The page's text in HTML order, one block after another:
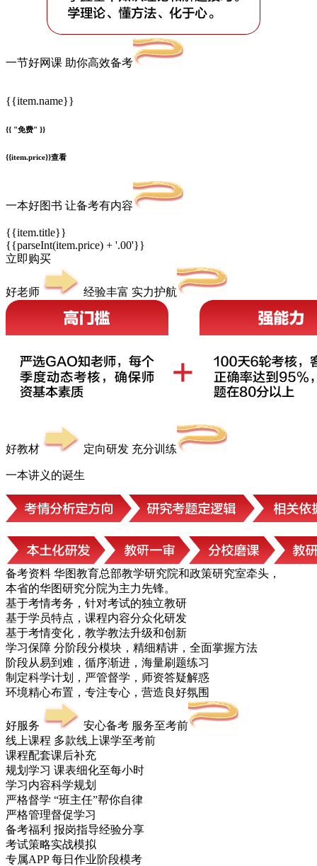
一节好网课 助你高效备考
{{item.name}}
{{ "免费" }}
{{item.price}}查看
一本好图书 让备考有内容
{{item.title}}
{{parseInt(item.price) + '.00'}}
立即购买
好老师 经验丰富 实力护航
好教材 定向研发 充分训练
一本讲义的诞生
备考资料 华图教育总部教学研究院和政策研究室牵头，
本省的华图研究分院为主力先锋。
基于考情考务，针对考试的独立教研
基于学员特点，课程内容分众化研发
基于考情变化，教学教法升级和创新
学习保障 分阶段分模块，精细精讲，全面掌握方法
阶段从易到难，循序渐进，海量刷题练习
制定科学计划，严管督学，师资答疑解惑
环境精心布置，专注专心，营造良好氛围
好服务
安心备考 服务至考前
线上课程 多款线上课学至考前
课程配套课后补充
规划学习 课表细化至每小时
学习内容科学规划
严格督学 “班主任”帮你自律
严格管理督促学习
备考福利 报岗指导经验分享
考试策略实战模拟
专属APP 每日作业阶段模考